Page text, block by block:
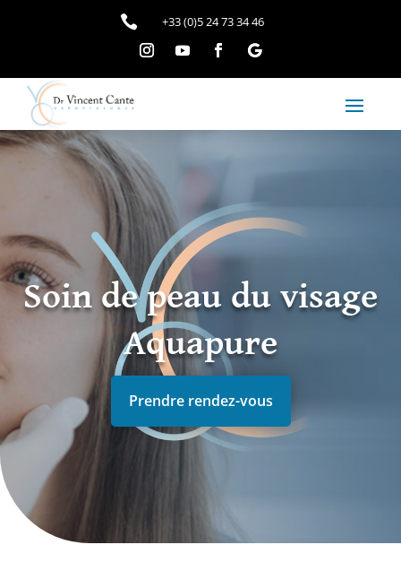
 +33 (0)5 24 73 34 46
Soin de peau du visage
Aquapure
Prendre rendez-vous